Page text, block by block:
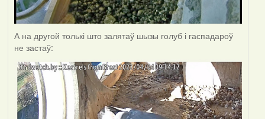
А на другой толькі што залятаў шызы голуб і гаспадароў
не застаў: